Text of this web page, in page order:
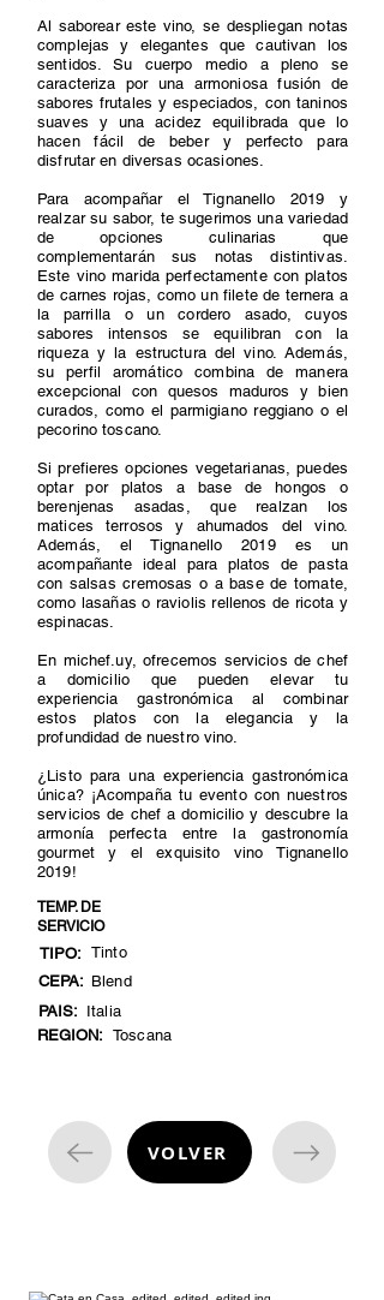
Al saborear este vino, se despliegan notas
complejas y elegantes que cautivan los
sentidos. Su cuerpo medio a pleno se
caracteriza por una armoniosa fusión de
sabores frutales y especiados, con taninos
suaves y una acidez equilibrada que lo
hacen fácil de beber y perfecto para
disfrutar en diversas ocasiones.
Para acompañar el Tignanello 2019 y
realzar su sabor, te sugerimos una variedad
de opciones culinarias que
complementarán sus notas distintivas.
Este vino marida perfectamente con platos
de carnes rojas, como un filete de ternera a
la parrilla o un cordero asado, cuyos
sabores intensos se equilibran con la
riqueza y la estructura del vino. Además,
su perfil aromático combina de manera
excepcional con quesos maduros y bien
curados, como el parmigiano reggiano o el
pecorino toscano.
Si prefieres opciones vegetarianas, puedes
optar por platos a base de hongos o
berenjenas asadas, que realzan los
matices terrosos y ahumados del vino.
Además, el Tignanello 2019 es un
acompañante ideal para platos de pasta
con salsas cremosas o a base de tomate,
como lasañas o raviolis rellenos de ricota y
espinacas.
En michef.uy, ofrecemos servicios de chef
a domicilio que pueden elevar tu
experiencia gastronómica al combinar
estos platos con la elegancia y la
profundidad de nuestro vino.
¿Listo para una experiencia gastronómica
única? ¡Acompaña tu evento con nuestros
servicios de chef a domicilio y descubre la
armonía perfecta entre la gastronomía
gourmet y el exquisito vino Tignanello
2019!
TEMP. DE
SERVICIO
TIPO: Tinto
CEPA: Blend
PAIS: Italia
REGION: Toscana
VOLVER